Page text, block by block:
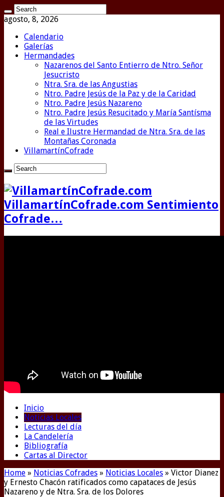
agosto, 8, 2026
Calendario
Galerías
Hermandades
Nazarenos del Santo Entierro de Ntro. Señor
Jesucristo
Ntra. Sra. de las Angustias
Ntro. Padre Jesús de la Paz y de la Caridad
Ntro. Padre Jesús Nazareno
Ntro. Padre Jesús Resucitado y María Santísma
de las Virtudes
Real e Ilustre Hermandad de Ntra. Sra. de las
Montañas Coronada
VillamartínCofrade
VillamartínCofrade.com Sentimiento
Cofrade…
Inicio
Noticias Locales
Lecturas del día
La Candelería
Bibliografía
Cartas al Director
Home » Noticias Cofrades » Noticias Locales » Victor Dianez
y Ernesto Chacón ratificados como capataces de Jesús
Nazareno y de Ntra. Sra. de los Dolores